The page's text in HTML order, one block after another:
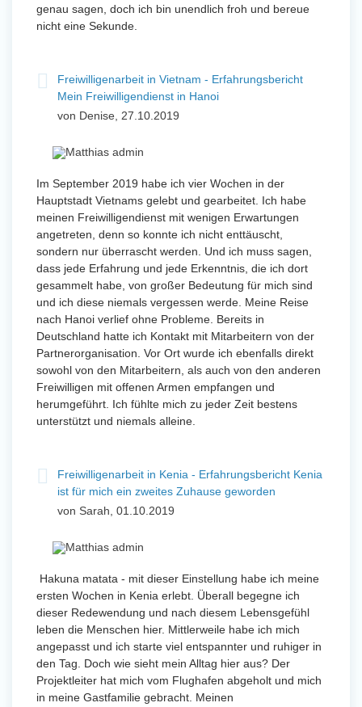
genau sagen, doch ich bin unendlich froh und bereue
nicht eine Sekunde.
Freiwilligenarbeit in Vietnam - Erfahrungsbericht
Mein Freiwilligendienst in Hanoi
von Denise, 27.10.2019
Im September 2019 habe ich vier Wochen in der
Hauptstadt Vietnams gelebt und gearbeitet. Ich habe
meinen Freiwilligendienst mit wenigen Erwartungen
angetreten, denn so konnte ich nicht enttäuscht,
sondern nur überrascht werden. Und ich muss sagen,
dass jede Erfahrung und jede Erkenntnis, die ich dort
gesammelt habe, von großer Bedeutung für mich sind
und ich diese niemals vergessen werde. Meine Reise
nach Hanoi verlief ohne Probleme. Bereits in
Deutschland hatte ich Kontakt mit Mitarbeitern von der
Partnerorganisation. Vor Ort wurde ich ebenfalls direkt
sowohl von den Mitarbeitern, als auch von den anderen
Freiwilligen mit offenen Armen empfangen und
herumgeführt. Ich fühlte mich zu jeder Zeit bestens
unterstützt und niemals alleine.
Freiwilligenarbeit in Kenia - Erfahrungsbericht Kenia
ist für mich ein zweites Zuhause geworden
von Sarah, 01.10.2019
Hakuna matata - mit dieser Einstellung habe ich meine
ersten Wochen in Kenia erlebt. Überall begegne ich
dieser Redewendung und nach diesem Lebensgefühl
leben die Menschen hier. Mittlerweile habe ich mich
angepasst und ich starte viel entspannter und ruhiger in
den Tag. Doch wie sieht mein Alltag hier aus? Der
Projektleiter hat mich vom Flughafen abgeholt und mich
in meine Gastfamilie gebracht. Meinen